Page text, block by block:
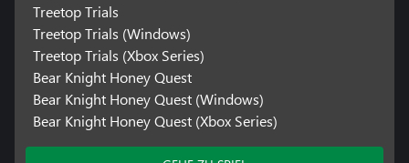
Treetop Trials
Treetop Trials (Windows)
Treetop Trials (Xbox Series)
Bear Knight Honey Quest
Bear Knight Honey Quest (Windows)
Bear Knight Honey Quest (Xbox Series)